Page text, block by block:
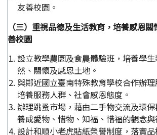
友善校園。
（三）重視品德及生活教育，培養感恩
善校園
設立教學農園及食農體驗班，培養學
然、關懷及感恩土地。
與鄰近國立臺南特殊教育學校合作辦理
培養服務人群、社會感恩態度。
辦理跳蚤市場，藉由二手物交流及環保
養成愛物、惜物、知福、惜福的觀念與
設計和順小老虎貼紙榮譽制度，落實